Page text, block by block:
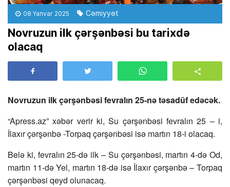
08 Yanvar 2025 Cəmiyyət
Novruzun ilk çərşənbəsi bu tarixdə
olacaq
Novruzun ilk çərşənbəsi fevralın 25-nə təsadüf edəcək.
“Apress.az” xəbər verir ki, Su çərşənbəsi fevralın 25 – i,
İlaxır çərşənbə -Torpaq çərşənbəsi isə martın 18-i olacaq.
Belə ki, fevralın 25-də ilk – Su çərşənbəsi, martın 4-də Od,
martın 11-də Yel, martın 18-də isə İlaxır çərşənbə – Torpaq
çərşənbəsi qeyd olunacaq.